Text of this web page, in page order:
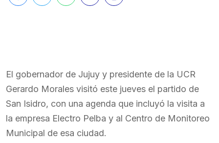
El gobernador de Jujuy y presidente de la UCR
Gerardo Morales visitó este jueves el partido de
San Isidro, con una agenda que incluyó la visita a
la empresa Electro Pelba y al Centro de Monitoreo
Municipal de esa ciudad.